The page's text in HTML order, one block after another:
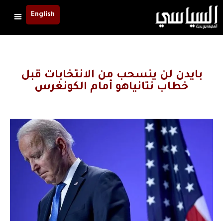
English
بايدن لن ينسحب من الانتخابات قبل
خطاب نتانياهو أمام الكونغرس